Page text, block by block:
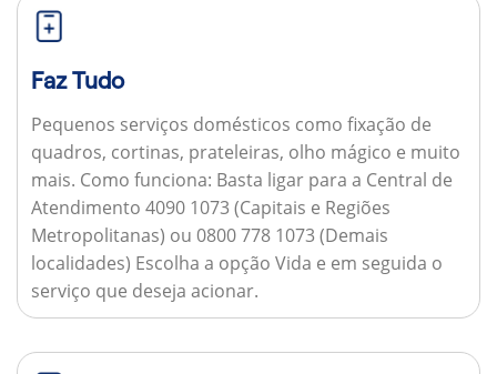
Faz Tudo
Pequenos serviços domésticos como fixação de
quadros, cortinas, prateleiras, olho mágico e muito
mais. Como funciona: Basta ligar para a Central de
Atendimento 4090 1073 (Capitais e Regiões
Metropolitanas) ou 0800 778 1073 (Demais
localidades) Escolha a opção Vida e em seguida o
serviço que deseja acionar.